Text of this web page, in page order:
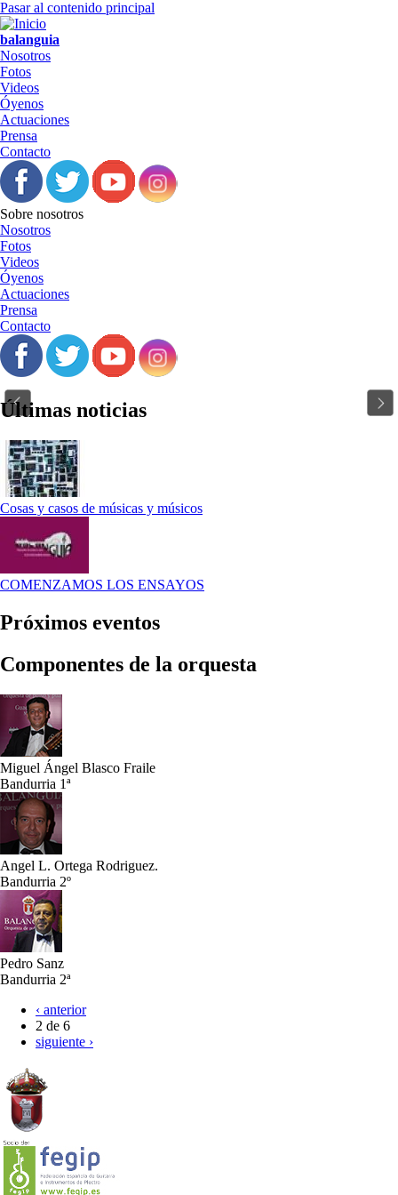
Pasar al contenido principal
balanguia
Nosotros
Fotos
Videos
Óyenos
Actuaciones
Prensa
Contacto
Sobre nosotros
Nosotros
Fotos
Videos
Óyenos
Actuaciones
Prensa
Contacto
Últimas noticias
Cosas y casos de músicas y músicos
COMENZAMOS LOS ENSAYOS
Próximos eventos
Componentes de la orquesta
Miguel Ángel Blasco Fraile
Bandurria 1ª
Angel L. Ortega Rodriguez.
Bandurria 2º
Pedro Sanz
Bandurria 2ª
‹ anterior
2 de 6
siguiente ›